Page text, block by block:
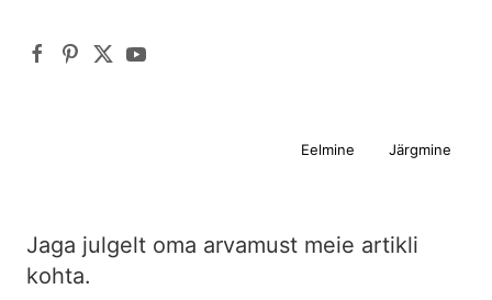
Eelmine Järgmine
Jaga julgelt oma arvamust meie artikli
kohta.